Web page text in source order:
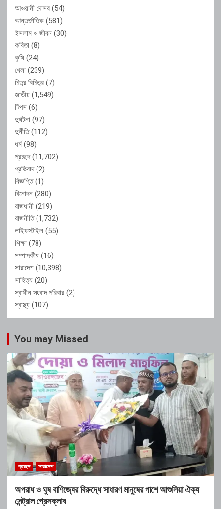
আওয়ামী দোসর (54)
আন্তর্জাতিক (581)
ইসলাম ও জীবন (30)
কবিতা (8)
কৃষি (24)
খেলা (239)
চিত্র বিচিত্র (7)
জাতীয় (1,549)
টিপস (6)
দুর্ঘটনা (97)
দুর্নীতি(112)
ধর্ম(98)
প্রচ্ছদ(11,702)
প্রতিবাদ(2)
বিজ্ঞপ্তি(1)
বিনোদন (280)
রাজধানী (219)
রাজনীতি(1,732)
লাইফস্টাইল (55)
শিক্ষা (78)
সম্পাদকীয় (16)
সারাদেশ (10,398)
সাহিত্য (20)
স্বাধীন সংবাদ পরিবার (2)
স্বাস্থ্য (107)
You may Missed
প্রচ্ছদ সারাদেশ
অপরাধ ও ঘুষ বাণিজ্যের বিরুদ্ধে সাধারণ মানুষের পাশে আশুলিয়া ঐক্য
সেন্ট্রাল প্রেসক্লাব